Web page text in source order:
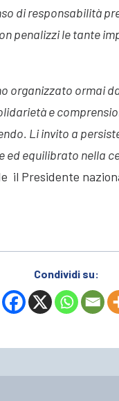
di responsabilità
penalizzi le tante
organizzato ormai
e
Li invito a
equilibrato nella
il Presidente
Condividi su: